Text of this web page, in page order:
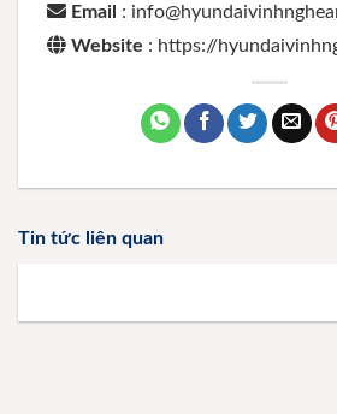
Email :
Website : https://
Tin tức liên quan